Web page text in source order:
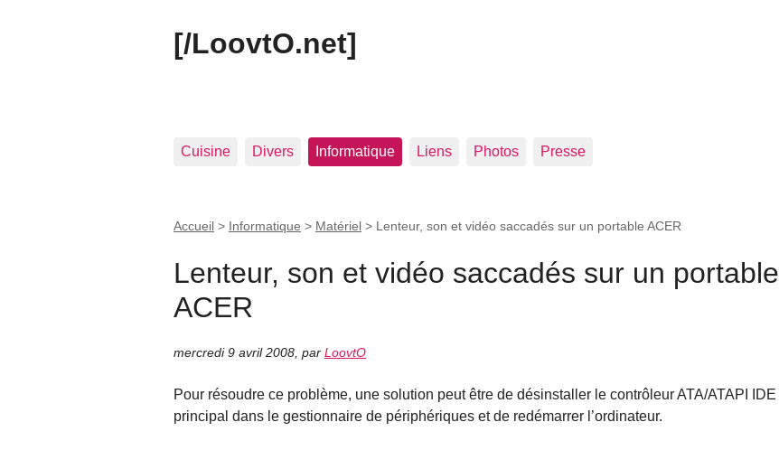
[/LoovtO.net]
Cuisine Divers Informatique Liens Photos Presse
Accueil > Informatique > Matériel > Lenteur, son et vidéo saccadés sur un portable ACER
Lenteur, son et vidéo saccadés sur un portable
ACER
mercredi 9 avril 2008 par LoovtO
Pour résoudre ce problème, une solution peut être de désinstaller le contrôleur ATA/ATAPI IDE
principal dans le gestionnaire de périphériques et de redémarrer l’ordinateur.